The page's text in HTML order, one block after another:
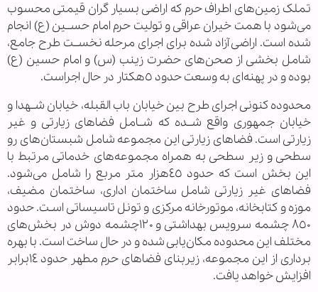
تملک زمین‌های اطراف حرم که اراضی بسیار گران قیمتی محسوب
می‌شود با همت خیران عراقی و تولیت حرم امام حســین (ع) انجام
شده است. اراضی آزاد شده برای اجرای مرحله نخســت طرح جامع،
شامل بخشی از صحن‌های حضرت زینب (س) و امام حسین (ع)
بوده و در پهنه‌ای به وسعت حدود ٥هکتار در حال اجراست.
محدوده کنونی اجرای طرح بین خیابان باب القبله، خیابان شــهدا و
خیابان جمهوری واقع شــده که شــامل فضا‌های زیارتی و غیر
زیارتی است. فضا‌های زیارتی این مجموعه شامل شبستان‌های رو
سطحی و زیر سطحی به همراه مجموعه‌های خدماتی مرتبط با
این بخش است که حدود ٤٥هزار متر مربع را شامل می‌شود.
فضا‌های غیر زیارتی شامل ساختمان اداری، ساختمان مضیف،
موزه و کتابخانه، موتورخانه مرکزی و تونل تاسیساتی اسـت. حدود
٨٥٠ چشمه سرویس بهداشتی و ١٢٠چشمه دوش در بخش‌های
مختلف این محدوده مکان‌یابی شده و در حال ساخت است. با بهره
برداری از این مجموعه، زیربنای فضا‌های حرم مطهر حدود ١٤برابر
افزایش خواهد یافت.